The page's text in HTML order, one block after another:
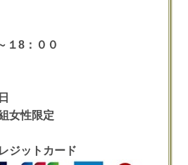
１8：００
女性限定
ジットカード